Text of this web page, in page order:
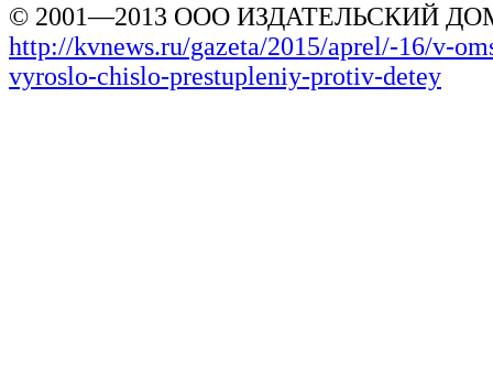
© 2001—2013 ООО ИЗДАТЕЛЬСКИЙ
http://kvnews.ru/gazeta/2015/aprel/-16/v-
vyroslo-chislo-prestupleniy-protiv-detey